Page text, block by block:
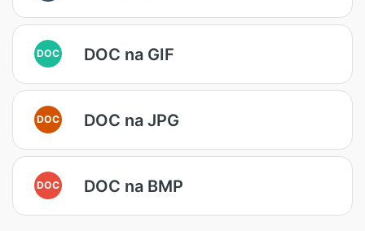
DOC DOC na GIF
DOC DOC na JPG
DOC DOC na BMP